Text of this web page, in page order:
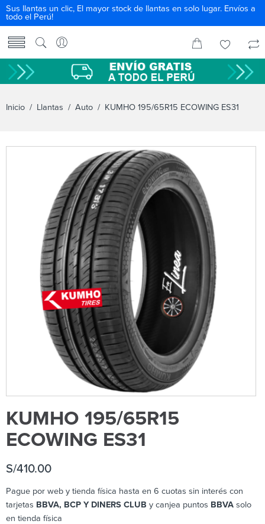
Sus llantas un clic, El mayor stock de llantas en solo lugar. Envíos a
todo el Perú!
Inicio / Llantas / Auto / KUMHO 195/65R15 ECOWING ES31
KUMHO 195/65R15
ECOWING ES31
S/410.00
Pague por web y tienda física hasta en 6 cuotas sin interés con
tarjetas BBVA, BCP Y DINERS CLUB y canjea puntos BBVA solo
en tienda física